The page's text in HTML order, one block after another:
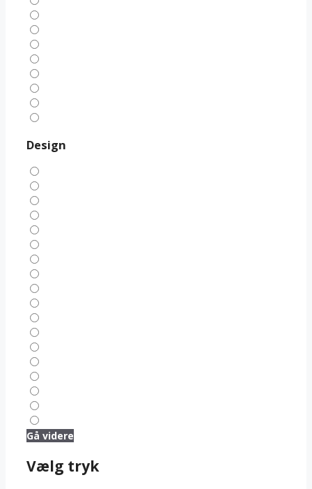
Design
Gå videre
Vælg tryk